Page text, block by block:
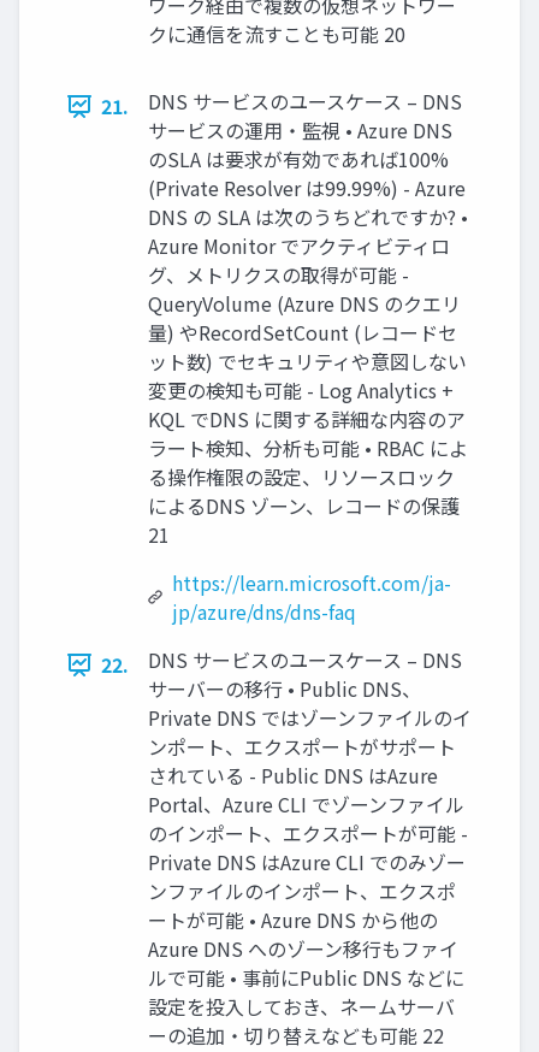
クに通信を流すことも可能 20
21.
DNS サービスのユースケース – DNS
サービスの運用・監視 • Azure DNS
のSLA は要求が有効であれば100%
(Private Resolver は99.99%) - Azure
DNS の SLA は次のうちどれですか? •
Azure Monitor でアクティビティロ
グ、メトリクスの取得が可能 -
QueryVolume (Azure DNS のクエリ
量) やRecordSetCount (レコードセ
ット数) でセキュリティや意図しない
変更の検知も可能 - Log Analytics +
KQL でDNS に関する詳細な内容のア
ラート検知、分析も可能 • RBAC によ
る操作権限の設定、リソースロック
によるDNS ゾーン、レコードの保護
21
https://learn.microsoft.com/ja-
jp/azure/dns/dns-faq
22.
DNS サービスのユースケース – DNS
サーバーの移行 • Public DNS、
Private DNS ではゾーンファイルのイ
ンポート、エクスポートがサポート
されている - Public DNS はAzure
Portal、Azure CLI でゾーンファイル
のインポート、エクスポートが可能 -
Private DNS はAzure CLI でのみゾー
ンファイルのインポート、エクスポ
ートが可能 • Azure DNS から他の
Azure DNS へのゾーン移行もファイ
ルで可能 • 事前にPublic DNS などに
設定を投入しておき、ネームサーバ
ーの追加・切り替えなども可能 22